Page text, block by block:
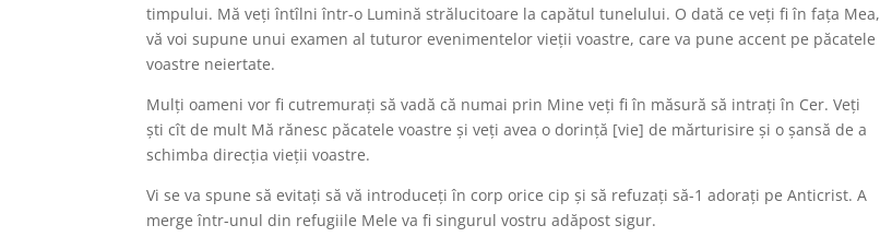
timpului. Mă veţi întîlni într-o Lumină strălucitoare la capătul tunelului. O dată ce veţi fi în faţa Mea,
vă voi supune unui examen al tuturor evenimentelor vieţii voastre, care va pune accent pe păcatele
voastre neiertate.
Mulţi oameni vor fi cutremuraţi să vadă că numai prin Mine veţi fi în măsură să intraţi în Cer. Veţi
şti cît de mult Mă rănesc păcatele voastre şi veţi avea o dorinţă [vie] de mărturisire şi o şansă de a
schimba direcţia vieţii voastre.
Vi se va spune să evitaţi să vă introduceţi în corp orice cip şi să refuzaţi să-1 adoraţi pe Anticrist. A
merge într-unul din refugiile Mele va fi singurul vostru adăpost sigur.